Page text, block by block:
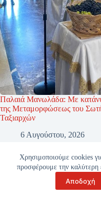
Χρησιμοποιούμε cookies
προσφέρουμε την καλύτερη
Αποδοχή
Παλαιά Μανωλάδα: Με
της Μεταμορφώσεως του
Ταξιαρχών
6 Αυγούστου, 2026